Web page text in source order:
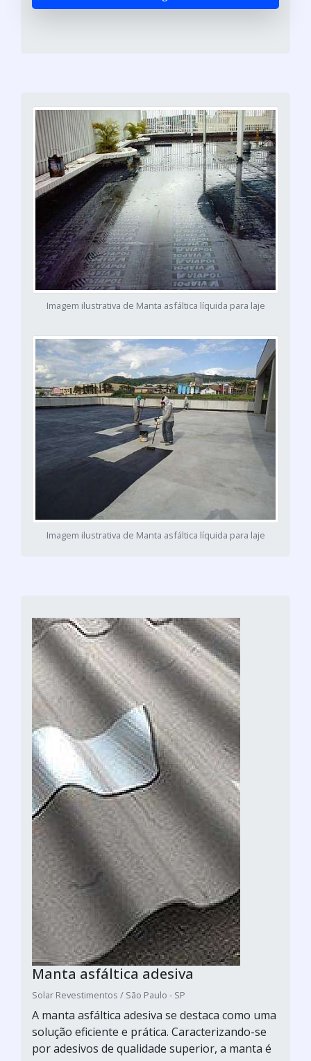
Imagem ilustrativa de Manta asfáltica líquida para laje
Imagem ilustrativa de Manta asfáltica líquida para laje
Manta asfáltica adesiva
Solar Revestimentos / São Paulo - SP
A manta asfáltica adesiva se destaca como uma
solução eficiente e prática. Caracterizando-se
por adesivos de qualidade superior, a manta é